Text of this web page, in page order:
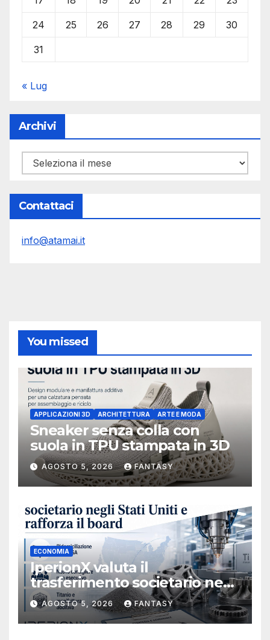
24 25 26 27 28 29 30
31
« Lug
Archivi
Archivi
Contattaci
info@atamai.it
You missed
APPLICAZIONI 3D ARCHITETTURA ARTE E MODA
Sneaker senza colla con
suola in TPU stampata in 3D
AGOSTO 5, 2026 FANTASY
ECONOMIA
IperionX valuta il
trasferimento societario negli
Stati Uniti e rafforza il board,
ha nominato Michael J.
Loparco amministratore
AGOSTO 5, 2026 FANTASY